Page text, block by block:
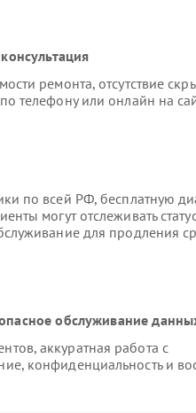
ремонта, отсутствие
телефону или онлайн на
по всей РФ, бесплатную
могут отслеживать
для продления
обслуживание
аккуратная работа с
конфиденциальность и